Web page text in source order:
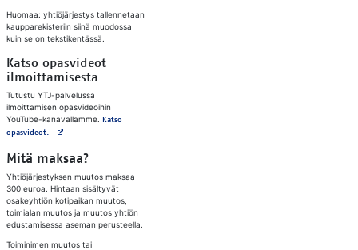
Huomaa: yhtiöjärjestys tallennetaan
kaupparekisteriin siinä muodossa
kuin se on tekstikentässä.
Katso opasvideot
ilmoittamisesta
Tutustu YTJ-palvelussa
ilmoittamisen opasvideoihin
YouTube-kanavallamme. Katso
opasvideot. Avautuu uuteen välilehteen
Mitä maksaa?
Yhtiöjärjestyksen muutos maksaa
300 euroa. Hintaan sisältyvät
osakeyhtiön kotipaikan muutos,
toimialan muutos ja muutos yhtiön
edustamisessa aseman perusteella.
Toiminimen muutos tai